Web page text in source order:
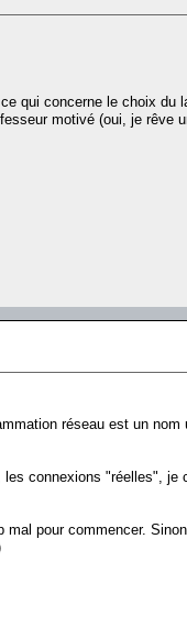
qui concerne le choix du
motivé (oui, je rêve
réseau est un
connexions "réelles", je
mal pour commencer. Sinon,